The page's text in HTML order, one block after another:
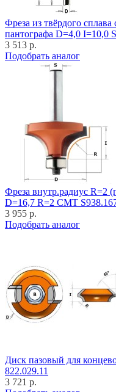
Фреза из твёрдого
пантографа D=4,0 I=10,0
3 513 р.
Подобрать аналог
Фреза внутр.радиус R=2
D=16,7 R=2 CMT
3 955 р.
Подобрать аналог
Диск пазовый для
822.029.11
3 721 р.